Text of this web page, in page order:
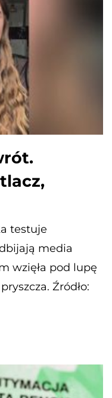
testuje
media
wzięła pod lupę
Źródło: